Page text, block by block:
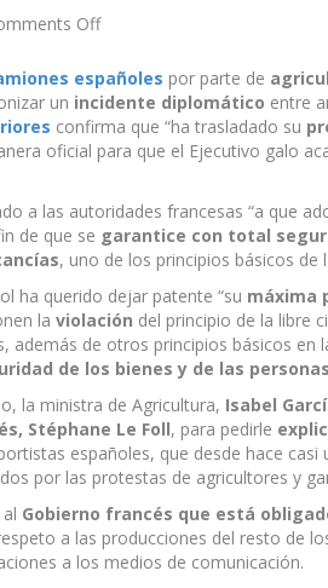
Offon
Gobierno
pide
explicaciones
a
Francia
los
ataques
a
camiones
españoles
españoles por parte de
un incidente diplomático entre
confirma que “ha trasladado su
oficial para que el Ejecutivo galo
a las autoridades francesas “a que
de que se garantice con total
, uno de los principios básicos de
ha querido dejar patente “su máxima
la violación del principio de la libre
además de otros principios básicos en
de los bienes y de las personas
la ministra de Agricultura, Isabel
Stéphane Le Foll, para pedirle
españoles, que desde hace casi
por las protestas de agricultores y
Gobierno francés que está
a las producciones del resto de
a los medios de comunicación.